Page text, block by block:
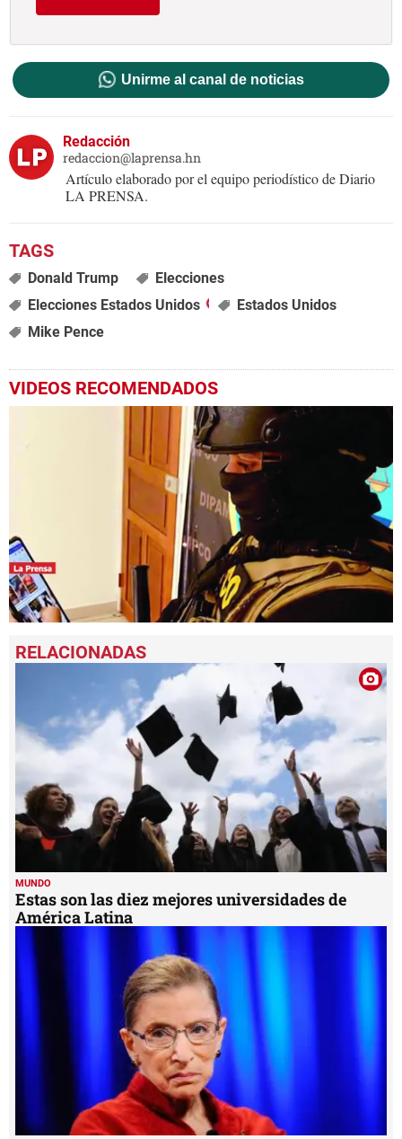
Unirme al canal de noticias
Redacción
redaccion@laprensa.hn
Artículo elaborado por el equipo periodístico de Diario
LA PRENSA.
Donald Trump
Elecciones
Elecciones Estados Unidos
Estados Unidos
Mike Pence
VIDEOS RECOMENDADOS
seconds
of
seconds
MUNDO
Estas son las diez mejores universidades de
América Latina